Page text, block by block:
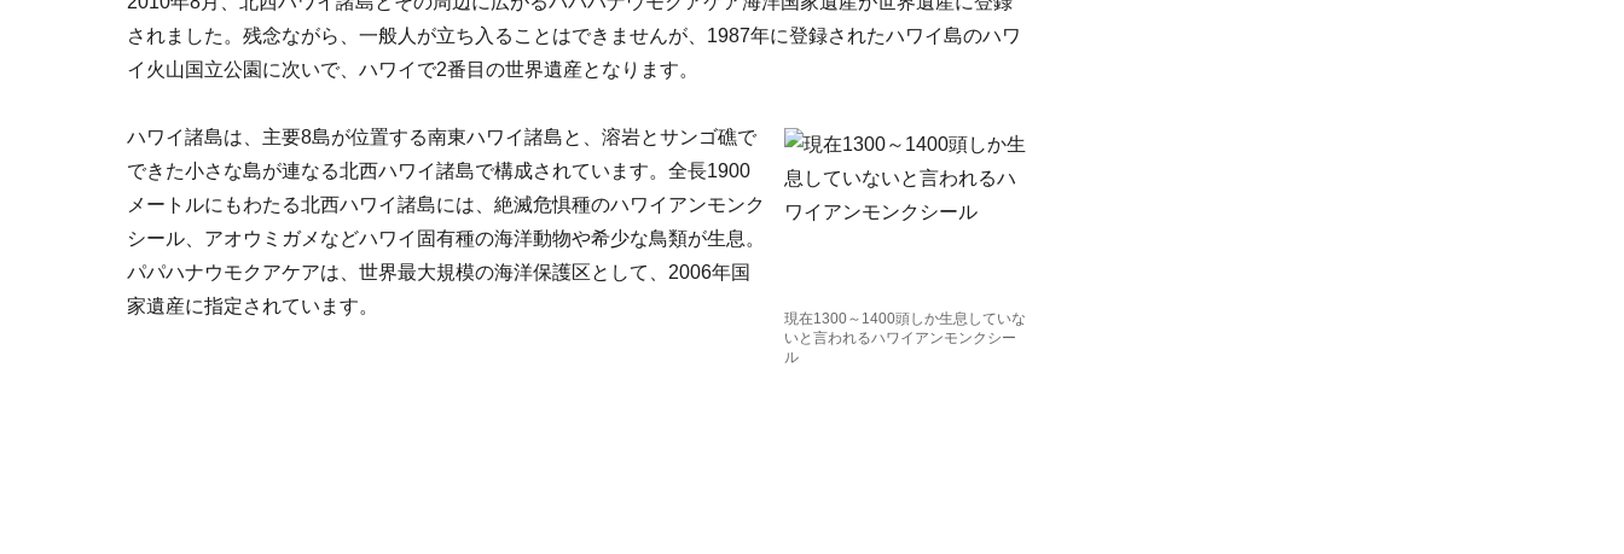
されました。残念ながら、一般人が立ち入ることはできませんが、1987年に登録されたハワイ島のハワ
イ火山国立公園に次いで、ハワイで2番目の世界遺産となります。
現在1300～1400頭しか生息していな
いと言われるハワイアンモンクシー
ル
ハワイ諸島は、主要8島が位置する南東ハワイ諸島と、溶岩とサンゴ礁で
できた小さな島が連なる北西ハワイ諸島で構成されています。全長1900
メートルにもわたる北西ハワイ諸島には、絶滅危惧種のハワイアンモンク
シール、アオウミガメなどハワイ固有種の海洋動物や希少な鳥類が生息。
パパハナウモクアケアは、世界最大規模の海洋保護区として、2006年国
家遺産に指定されています。